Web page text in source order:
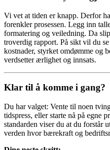
Vi vet at tiden er knapp. Derfor
forenkler prosessen. Legg inn
formatering og veiledning. Da
troverdig rapport. På sikt vil du
kostnader, styrket omdømme og
verdsetter ærlighet og innsats.
Klar til å komme i gang?
Du har valget: Vente til noen
tidspress, eller starte nå på egne
standarden viser du at du forstår
verden hvor bærekraft og